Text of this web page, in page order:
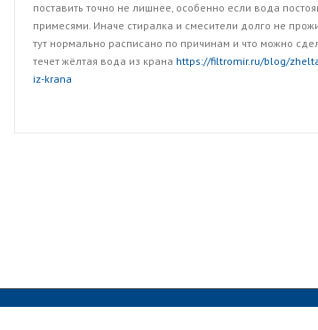
поставить точно не лишнее, особенно если вода
примесями. Иначе стиралка и смесители долго не
тут нормально расписано по причинам и что можно
течет жёлтая вода из крана https://filtromir.ru/blog/
iz-krana